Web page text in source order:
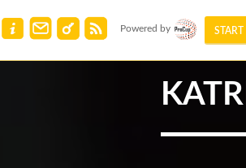
Powered by START